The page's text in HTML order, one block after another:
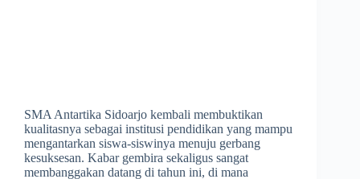
SMA Antartika Sidoarjo kembali membuktikan
kualitasnya sebagai institusi pendidikan yang mampu
mengantarkan siswa-siswinya menuju gerbang